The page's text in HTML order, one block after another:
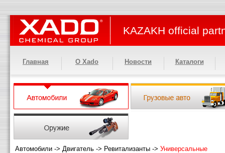
KAZAKH official
Главная О Xado Новости Каталоги
Автомобили -> Двигатель -> Ревитализанты -> Универсальные